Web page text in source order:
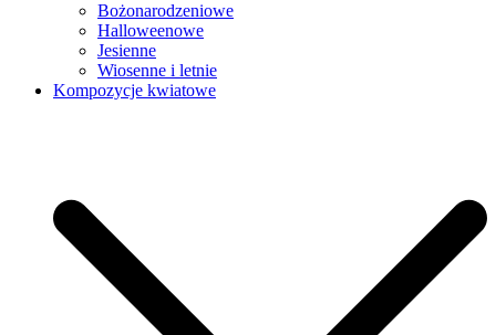
Bożonarodzeniowe
Halloweenowe
Jesienne
Wiosenne i letnie
Kompozycje kwiatowe